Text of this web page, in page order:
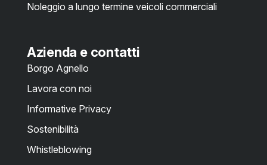
Noleggio a lungo termine veicoli commerciali
Azienda e contatti
Borgo Agnello
Lavora con noi
Informative Privacy
Sostenibilità
Whistleblowing